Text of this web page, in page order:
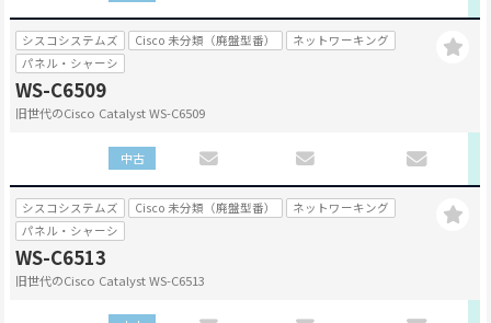
シスコシステムズ Cisco 未分類（廃盤型番）
ネットワーキング
パネル・シャーシ
WS-C6509
旧世代のCisco Catalyst WS-C6509
中古
シスコシステムズ Cisco 未分類（廃盤型番）
ネットワーキング
パネル・シャーシ
WS-C6513
旧世代のCisco Catalyst WS-C6513